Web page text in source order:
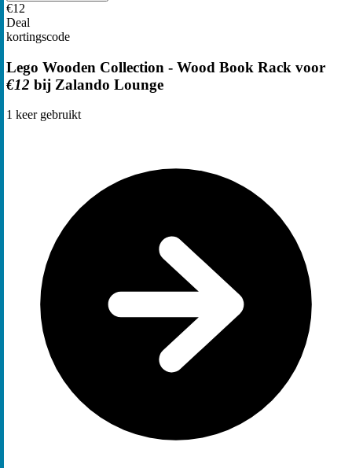
€12
Deal
kortingscode
Lego Wooden Collection - Wood Book Rack voor
€12 bij Zalando Lounge
1 keer gebruikt